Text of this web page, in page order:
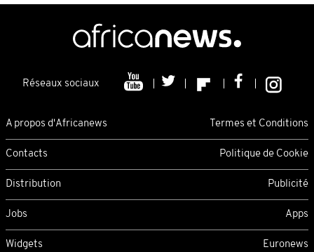
Réseaux sociaux
A propos d'Africanews Termes et Conditions
Contacts Politique de Cookie
Distribution Publicité
Jobs Apps
Widgets Euronews